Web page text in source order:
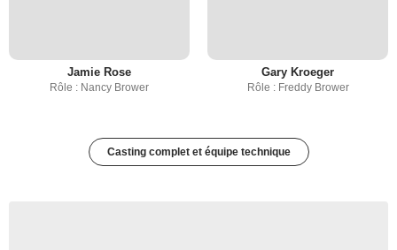
Jamie Rose
Rôle : Nancy Brower
Gary Kroeger
Rôle : Freddy Brower
Casting complet et équipe technique